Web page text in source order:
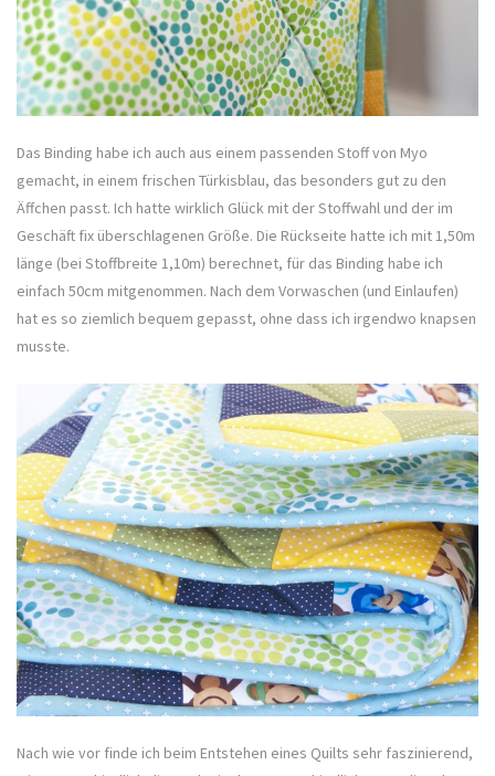
Das Binding habe ich auch aus einem passenden Stoff von Myo
gemacht, in einem frischen Türkisblau, das besonders gut zu den
Äffchen passt. Ich hatte wirklich Glück mit der Stoffwahl und der im
Geschäft fix überschlagenen Größe. Die Rückseite hatte ich mit 1,50m
länge (bei Stoffbreite 1,10m) berechnet, für das Binding habe ich
einfach 50cm mitgenommen. Nach dem Vorwaschen (und Einlaufen)
hat es so ziemlich bequem gepasst, ohne dass ich irgendwo knapsen
musste.
Nach wie vor finde ich beim Entstehen eines Quilts sehr faszinierend,